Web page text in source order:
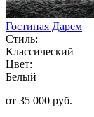
Гостиная Дарем
Стиль:
Классический
Цвет:
Белый
от 35 000 руб.